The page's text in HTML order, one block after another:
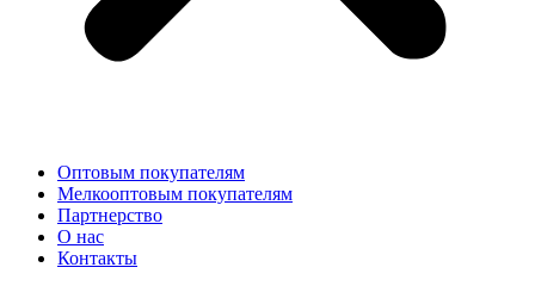
Оптовым покупателям
Мелкооптовым покупателям
Партнерство
О нас
Контакты